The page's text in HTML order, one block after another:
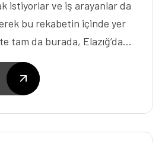
istiyorlar ve iş arayanlar da
bu rekabetin içinde yer
tam da burada, Elazığ’da…